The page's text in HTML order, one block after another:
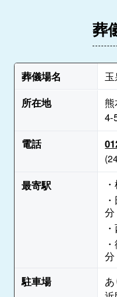
葬
葬儀場名
所在地
4-
電話
最寄駅
分
分
駐車場
あ